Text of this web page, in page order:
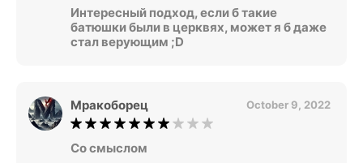
Интересный подход, если б такие
батюшки были в церквях, может я б даже
стал верующим ;D
Мракоборец October 9, 2022
Со смыслом